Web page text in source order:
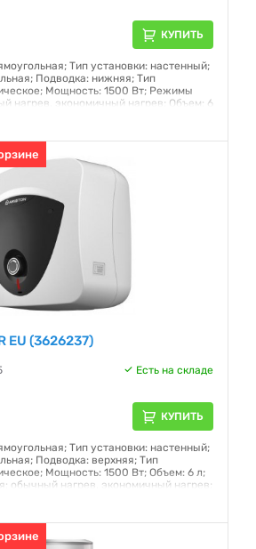
КУПИТЬ
Тип установки: настенный;
Подводка: нижняя; Тип
Мощность: 1500 Вт; Режимы
нагрев, экономичный нагрев; Объем: 6
EU (3626237)
Есть на складе
КУПИТЬ
Тип установки: настенный;
Подводка: верхняя; Тип
Мощность: 1500 Вт; Объем: 6 л;
обычный нагрев, экономичный нагрев;